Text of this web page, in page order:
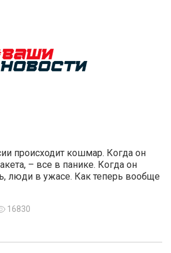
происходит кошмар. Когда он
– все в панике. Когда он
люди в ужасе. Как теперь вообще
16830